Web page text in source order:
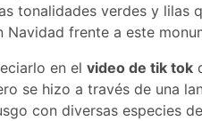
tonalidades verdes y lilas
Navidad frente a este
en el video de tik tok
se hizo a través de una
con diversas especies